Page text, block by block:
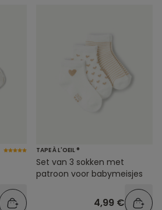
TAPE À L'OEIL ®
Set van 3 sokken met
patroon voor babymeisjes
4,99 €